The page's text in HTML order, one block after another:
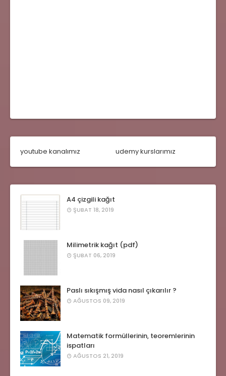
youtube kanalımız udemy kurslarımız
A4 çizgili kağıt
ŞUBAT 18, 2019
Milimetrik kağıt (pdf)
ŞUBAT 06, 2019
Paslı sıkışmış vida nasıl çıkarılır ?
AĞUSTOS 09, 2019
Matematik formüllerinin, teoremlerinin
ispatları
AĞUSTOS 21, 2019